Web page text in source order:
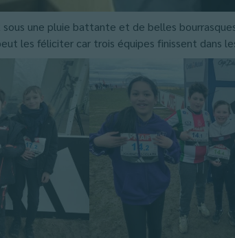
une pluie battante et de belles
les féliciter car trois équipes finissent dans